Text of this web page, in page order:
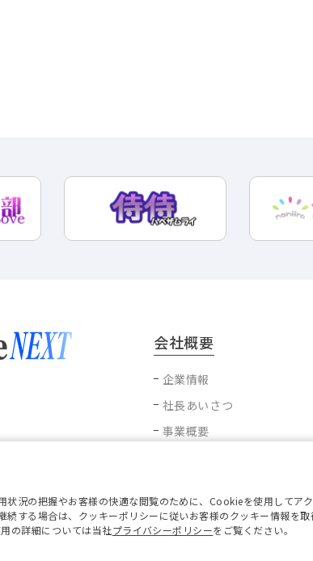
会社概要
企業情報
社長あいさつ
事業概要
Reserved. お知らせ プライバシーポリシー
状況の把握やお客様の快適な閲覧のために、Cookieを使用してア
続する場合は、クッキーポリシーに従いお客様のクッキー情報を
の詳細については当社プライバシーポリシーをご覧ください。